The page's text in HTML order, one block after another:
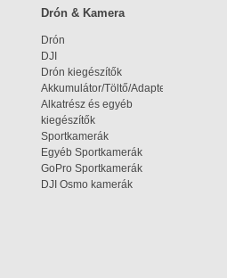
Drón & Kamera
Drón
DJI
Drón kiegészítők
Akkumulátor/Töltő/Adapter
Alkatrész és egyéb
kiegészítők
Sportkamerák
Egyéb Sportkamerák
GoPro Sportkamerák
DJI Osmo kamerák